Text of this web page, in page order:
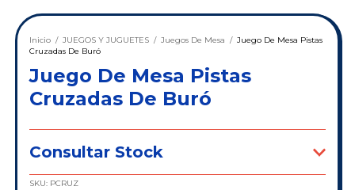
Inicio / JUEGOS Y JUGUETES / Juegos De Mesa / Juego De Mesa Pistas
Cruzadas De Buró
Juego De Mesa Pistas
Cruzadas De Buró
Consultar Stock
SKU: PCRUZ